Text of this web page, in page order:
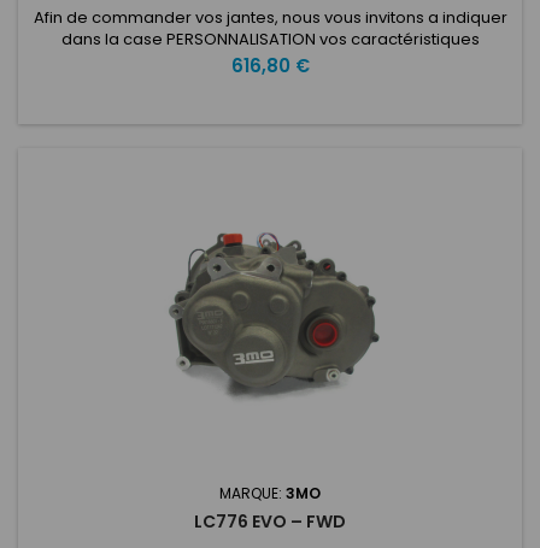
Afin de commander vos jantes, nous vous invitons a indiquer
dans la case PERSONNALISATION vos caractéristiques
voulues: ET: Nombre de trous: Entraxe: Type de voiture:
Prix
616,80 €
MARQUE: 3MO
LC776 EVO – FWD